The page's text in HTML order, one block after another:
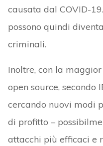
causata dal COVID-
possono quindi
criminali.
Inoltre, con la
open source, secondo
cercando nuovi modi
di profitto –
attacchi più efficaci e